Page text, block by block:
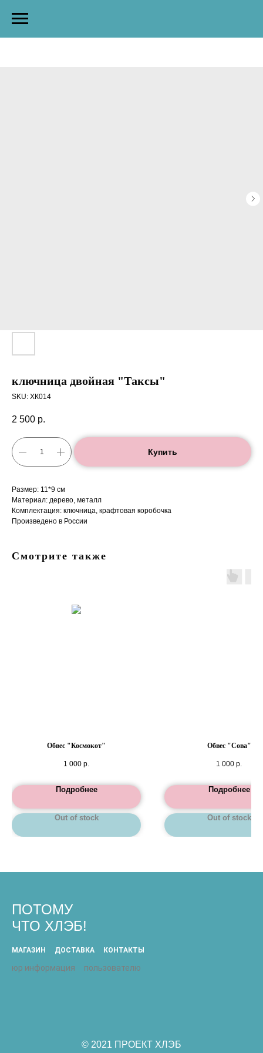
ключница двойная "Таксы"
SKU: ХК014
2 500 р.
Купить
Размер: 11*9 см
Материал: дерево, металл
Комплектация: ключница, крафтовая коробочка
Произведено в России
Смотрите также
Обвес "Космокот"
1 000 р.
Подробнее
Out of stock
Обвес "Сова"
1 000 р.
Подробнее
Out of stock
ПОТОМУ
ЧТО ХЛЭБ!
МАГАЗИН ДОСТАВКА КОНТАКТЫ
юр информация пользователю
© 2021 ПРОЕКТ ХЛЭБ